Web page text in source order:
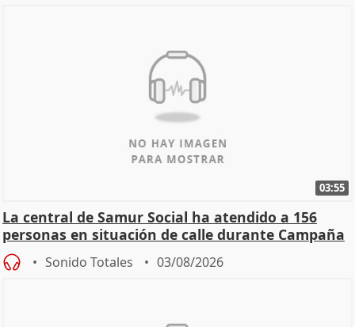
03:55
La central de Samur Social ha atendido a 156
personas en situación de calle durante Campaña
de Calor
Sonido Totales 03/08/2026